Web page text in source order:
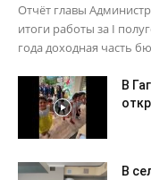
Отчёт главы
итоги работы за I
года доходная часть
В
В